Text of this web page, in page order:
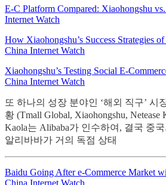
E-C Platform Compared: Xiaohongshu
Internet Watch
How Xiaohongshu’s Success Strategies
China Internet Watch
Xiaohongshu’s Testing Social E-
China Internet Watch
또 하나의 성장 분야인 ‘해외 직구’ 시
황 (Tmall Global, Xiaohongshu, Netease
Kaola는 Alibaba가 인수하여, 결국 중
알리바바가 거의 독점 상태
Baidu Going After e-Commerce Market
China Internet Watch